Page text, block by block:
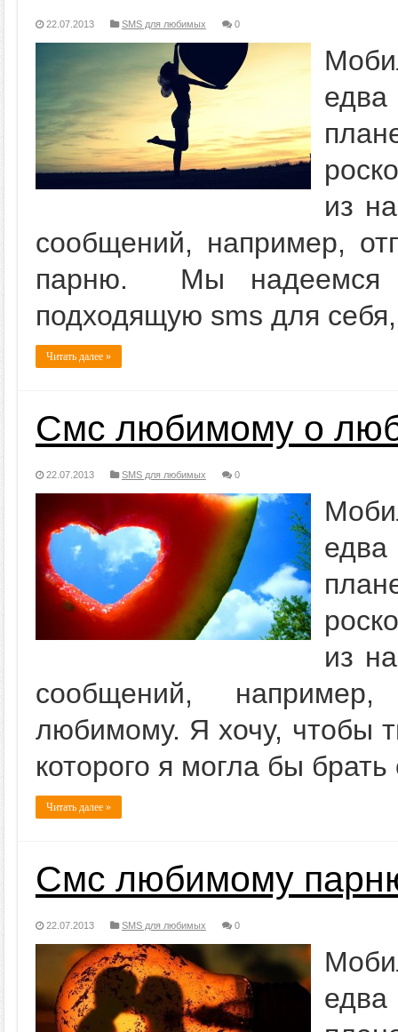
22.07.2013 SMS для любимых 0
из
сообщений, например,
парню. Мы надеемся
подходящую sms для
Читать далее »
Смс любимому о
22.07.2013 SMS для любимых 0
из
сообщений,
любимому. Я хочу,
которого я могла бы
Читать далее »
Смс любимому
22.07.2013 SMS для любимых 0